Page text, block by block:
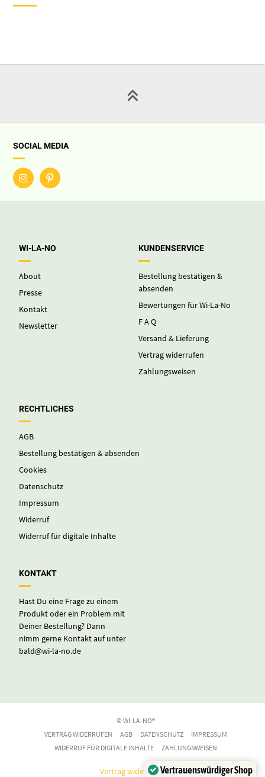
SOCIAL MEDIA
WI-LA-NO
About
Presse
Kontakt
Newsletter
KUNDENSERVICE
Bestellung bestätigen &
absenden
Bewertungen für Wi-La-No
F A Q
Versand & Lieferung
Vertrag widerrufen
Zahlungsweisen
RECHTLICHES
AGB
Bestellung bestätigen & absenden
Cookies
Datenschutz
Impressum
Widerruf
Widerruf für digitale Inhalte
KONTAKT
Hast Du eine Frage zu einem
Produkt oder ein Problem mit
Deiner Bestellung? Dann
nimm gerne Kontakt auf unter
bald@wi-la-no.de
© WI-LA-NO®
VERTRAG WIDERRUFEN
AGB DATENSCHUTZ
IMPRESSUM
WIDERRUF FÜR DIGITALE INHALTE
ZAHLUNGSWEISEN
Vertrag widerrufenVertrauenswürdiger Shop